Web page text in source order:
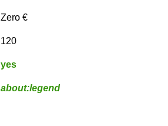
Zero €
120
yes
about:legend